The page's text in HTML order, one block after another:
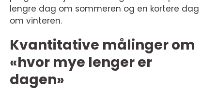
lengre dag om sommeren og en kortere dag
om vinteren.
Kvantitative målinger om
«hvor mye lenger er
dagen»